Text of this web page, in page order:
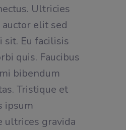
Ultricies
elit sed
sit. Eu facilisis
quis. Faucibus
bibendum
Tristique et
ipsum
ultrices gravida